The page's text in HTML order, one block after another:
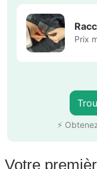
Prix
⚡
Votre